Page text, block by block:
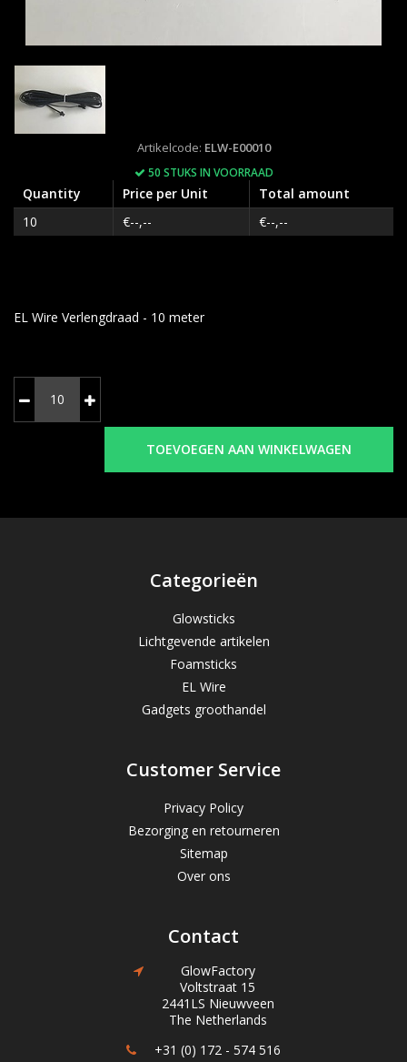
Artikelcode: ELW-E00010
50 STUKS IN VOORRAAD
Quantity Price per Unit
Total amount
10
€--,-- €--,--
EL Wire Verlengdraad - 10 meter
TOEVOEGEN AAN WINKELWAGEN
Categorieën
Glowsticks
Lichtgevende artikelen
Foamsticks
EL Wire
Gadgets groothandel
Customer Service
Privacy Policy
Bezorging en retourneren
Sitemap
Over ons
Contact
GlowFactory
Voltstraat 15
2441LS Nieuwveen
The Netherlands
+31 (0) 172 - 574 516